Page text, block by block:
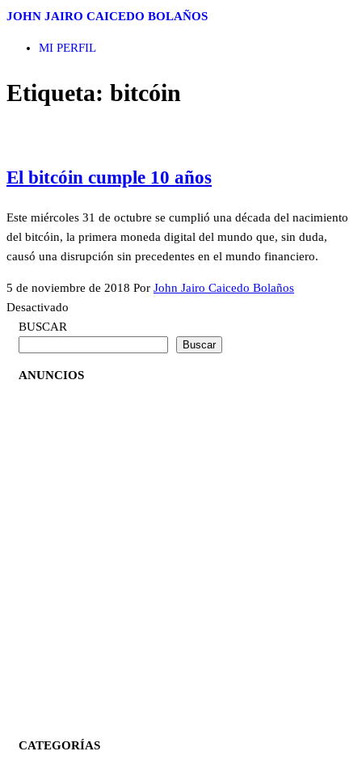
Saltar
contenido
JOHN JAIRO CAICEDO BOLAÑOS
MI PERFIL
Etiqueta: bitcóin
El bitcóin cumple 10 años
Este miércoles 31 de octubre se cumplió una década del nacimiento
del bitcóin, la primera moneda digital del mundo que, sin duda,
causó una disrupción sin precedentes en el mundo financiero.
5 de noviembre de 2018 Por John Jairo Caicedo Bolaños
Desactivado
BUSCAR
Buscar
ANUNCIOS
CATEGORÍAS